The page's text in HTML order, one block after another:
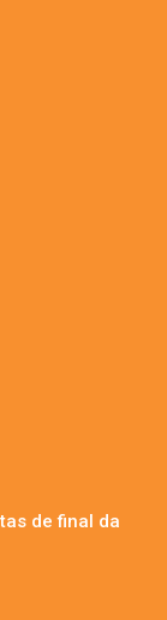
de final da